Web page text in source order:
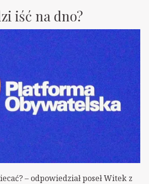
iść na dno?
– odpowiedział poseł Witek z